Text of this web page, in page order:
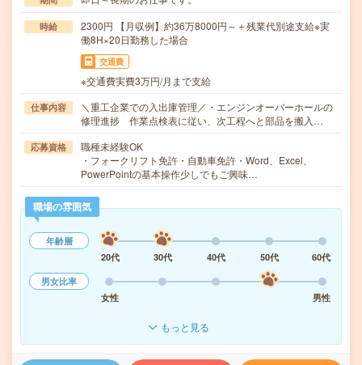
時給
2300円 【月収例】約36万8000円～＋残業代別途支給※実
働8H×20日勤務した場合
交通費
※交通費実費3万円/月まで支給
仕事内容
＼重工企業での入出庫管理／・エンジンオーバーホールの
修理進捗 作業点検表に従い、次工程へと部品を搬入…
応募資格
職種未経験OK
・フォークリフト免許・自動車免許・Word、Excel、
PowerPointの基本操作少しでもご興味…
職場の雰囲気
年齢層
20代
30代 40代 50代
60代
男女比率
女性
男性
もっと見る